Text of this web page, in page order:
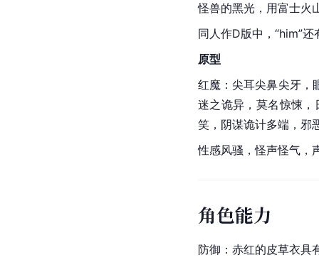
怪兽的黑光，用富士火
同人作D版中，“him”
原型
红魔：尖耳尖鼻尖牙，
迷之诡异，莫名惊悚，
笑，阴谋诡计多端，邪
性感风骚，怪声怪气，
角色能力
防御：赤红的皮草衣具